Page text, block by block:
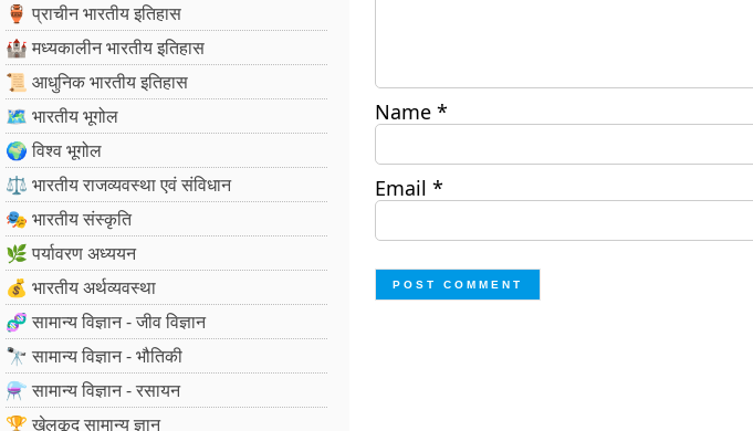
🏺 प्राचीन भारतीय इतिहास
🏰 मध्यकालीन भारतीय इतिहास
📜 आधुनिक भारतीय इतिहास
🗺️ भारतीय भूगोल
🌍 विश्व भूगोल
⚖️ भारतीय राजव्यवस्था एवं संविधान
🎭 भारतीय संस्कृति
🌿 पर्यावरण अध्ययन
💰 भारतीय अर्थव्यवस्था
🧬 सामान्य विज्ञान - जीव विज्ञान
🔭 सामान्य विज्ञान - भौतिकी
⚗️ सामान्य विज्ञान - रसायन
🏆 खेलकूद सामान्य ज्ञान
Name *
Email *